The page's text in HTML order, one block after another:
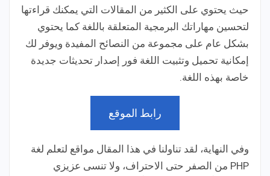
حيث يحتوي على الكثير من المقالات التي يمكنك قراءتها
لتحسين مهاراتك البرمجية المتعلقة باللغة كما يحتوي
بشكل عام على مجموعة من النصائح المفيدة ويوفر لك
إمكانية تحميل وتثبيت اللغة فور إصدار تحديثات جديدة
خاصة بهذه اللغة.
رابط الموقع
وفي النهاية، لقد تناولنا في هذا المقال مواقع لتعلم لغة
PHP من الصفر حتى الاحتراف، ولا تنسى عزيزي